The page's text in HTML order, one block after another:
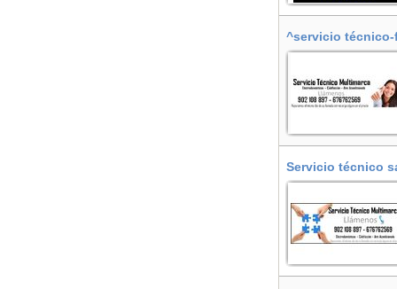
^servicio técnico-
Servicio técnico
Llobregat (L')